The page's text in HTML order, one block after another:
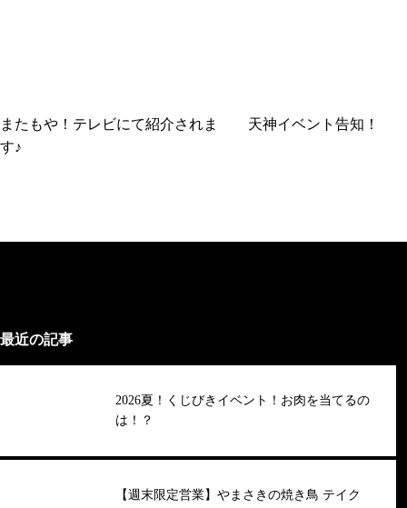
またもや！テレビにて紹介されま
す♪
天神イベント告知！
最近の記事
2026夏！くじびきイベント！お肉を当てるの
は！？
【週末限定営業】やまさきの焼き鳥 テイク